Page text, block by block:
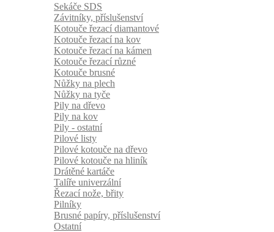
Sekáče SDS
Závitníky, příslušenství
Kotouče řezací diamantové
Kotouče řezací na kov
Kotouče řezací na kámen
Kotouče řezací různé
Kotouče brusné
Nůžky na plech
Nůžky na tyče
Pily na dřevo
Pily na kov
Pily - ostatní
Pilové listy
Pilové kotouče na dřevo
Pilové kotouče na hliník
Drátěné kartáče
Talíře univerzální
Řezací nože, břity
Pilníky
Brusné papíry, příslušenství
Ostatní